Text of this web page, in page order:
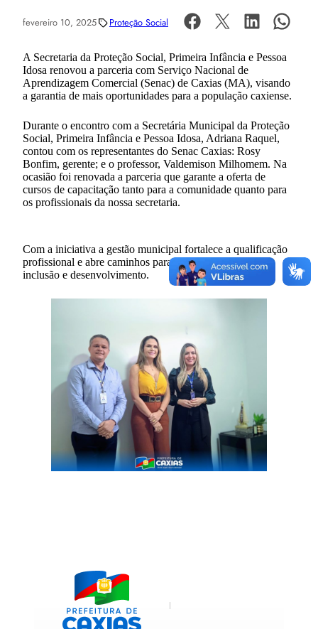
fevereiro 10, 2025 Proteção Social
A Secretaria da Proteção Social, Primeira Infância e Pessoa
Idosa renovou a parceria com Serviço Nacional de
Aprendizagem Comercial (Senac) de Caxias (MA), visando
a garantia de mais oportunidades para a população caxiense.
Durante o encontro com a Secretária Municipal da Proteção
Social, Primeira Infância e Pessoa Idosa, Adriana Raquel,
contou com os representantes do Senac Caxias: Rosy
Bonfim, gerente; e o professor, Valdemison Milhomem. Na
ocasião foi renovada a parceria que garante a oferta de
cursos de capacitação tanto para a comunidade quanto para
os profissionais da nossa secretaria.
Com a iniciativa a gestão municipal fortalece a qualificação
profissional e abre caminhos para um futuro com mais
inclusão e desenvolvimento.